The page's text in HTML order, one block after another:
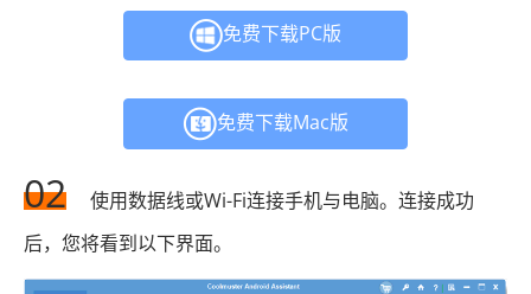
免费下载PC版
免费下载Mac版
02
使用数据线或Wi-Fi连接手机与电脑。连接成功
后，您将看到以下界面。